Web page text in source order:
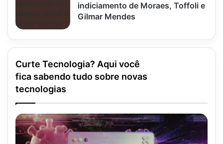
indiciamento de Moraes, Toffoli e
Gilmar Mendes
Curte Tecnologia? Aqui você
fica sabendo tudo sobre novas
tecnologias